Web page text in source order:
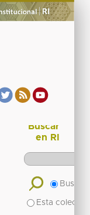
Buscar
en RI
Buscar
Esta